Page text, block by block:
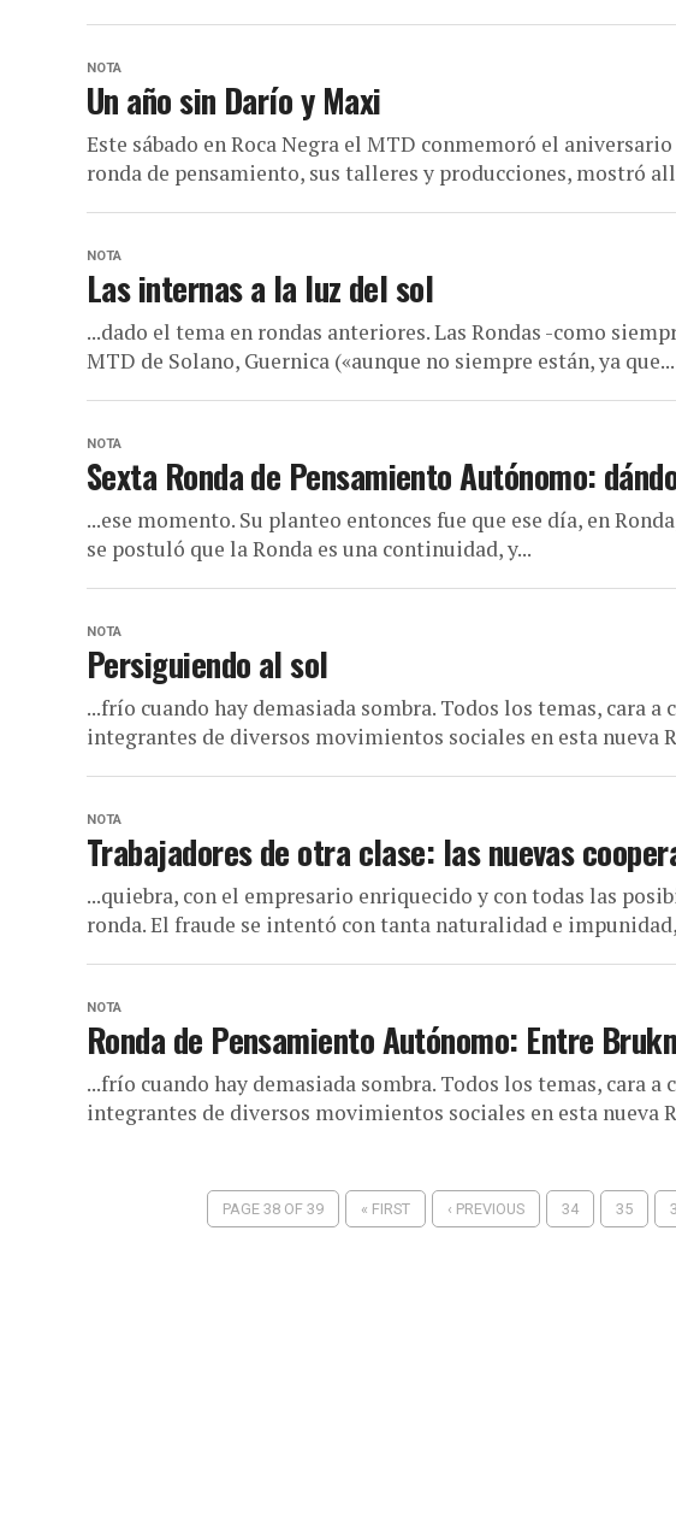
NOTA
Un año sin Darío y Maxi
Este sábado en Roca Negra el MTD conmemoró el
ronda de pensamiento, sus talleres y producciones, mostró
NOTA
Las internas a la luz del sol
...dado el tema en rondas anteriores. Las Rondas -como
MTD de Solano, Guernica («aunque no siempre están, ya que...
NOTA
Sexta Ronda de Pensamiento Autónomo:
...ese momento. Su planteo entonces fue que ese día, en
se postuló que la Ronda es una continuidad, y...
NOTA
Persiguiendo al sol
...frío cuando hay demasiada sombra. Todos los temas, cara a
integrantes de diversos movimientos sociales en esta nueva
NOTA
Trabajadores de otra clase: las nuevas
...quiebra, con el empresario enriquecido y con todas las
ronda. El fraude se intentó con tanta naturalidad e
NOTA
Ronda de Pensamiento Autónomo: Entre
...frío cuando hay demasiada sombra. Todos los temas, cara a
integrantes de diversos movimientos sociales en esta nueva
PAGE 38 OF 39 « FIRST ‹ PREVIOUS 34 35